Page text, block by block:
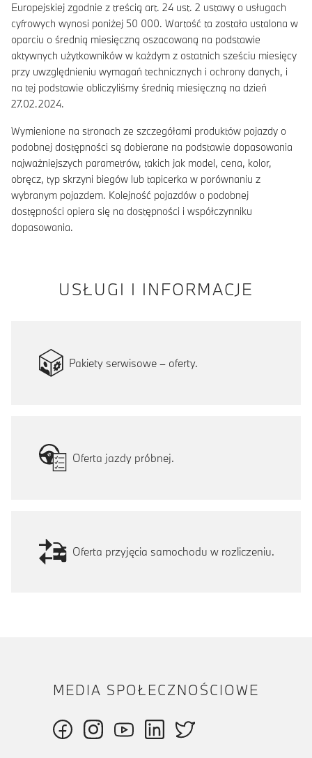
Europejskiej zgodnie z treścią art. 24 ust. 2 ustawy o usługach
cyfrowych wynosi poniżej 50 000. Wartość ta została ustalona w
oparciu o średnią miesięczną oszacowaną na podstawie
aktywnych użytkowników w każdym z ostatnich sześciu miesięcy
przy uwzględnieniu wymagań technicznych i ochrony danych, i
na tej podstawie obliczyliśmy średnią miesięczną na dzień
27.02.2024.
Wymienione na stronach ze szczegółami produktów pojazdy o
podobnej dostępności są dobierane na podstawie dopasowania
najważniejszych parametrów, takich jak model, cena, kolor,
obręcz, typ skrzyni biegów lub tapicerka w porównaniu z
wybranym pojazdem. Kolejność pojazdów o podobnej
dostępności opiera się na dostępności i współczynniku
dopasowania.
USŁUGI I INFORMACJE
Pakiety serwisowe – oferty.
Oferta jazdy próbnej.
Oferta przyjęcia samochodu w rozliczeniu.
MEDIA SPOŁECZNOŚCIOWE